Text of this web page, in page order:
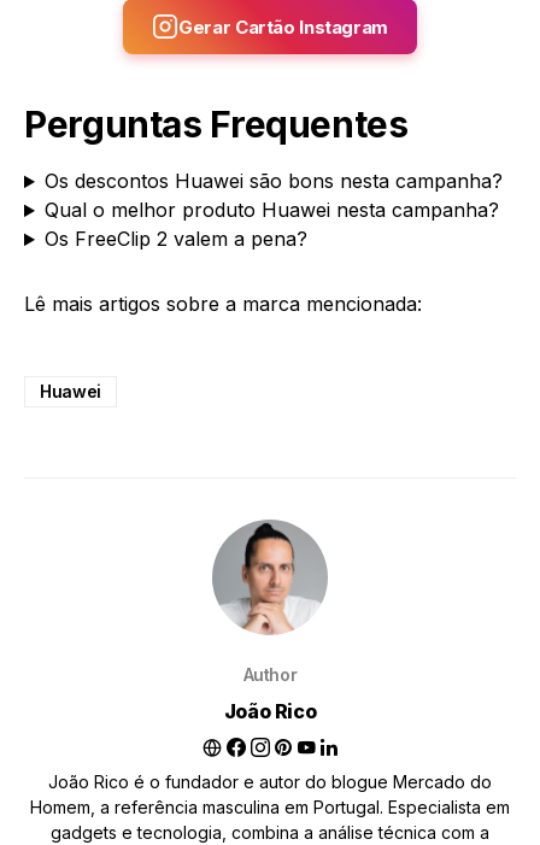
Gerar Cartão Instagram
Perguntas Frequentes
Os descontos Huawei são bons nesta campanha?
Qual o melhor produto Huawei nesta campanha?
Os FreeClip 2 valem a pena?
Lê mais artigos sobre a marca mencionada:
Huawei
Author
João Rico
João Rico é o fundador e autor do blogue Mercado do
Homem, a referência masculina em Portugal. Especialista em
gadgets e tecnologia, combina a análise técnica com a